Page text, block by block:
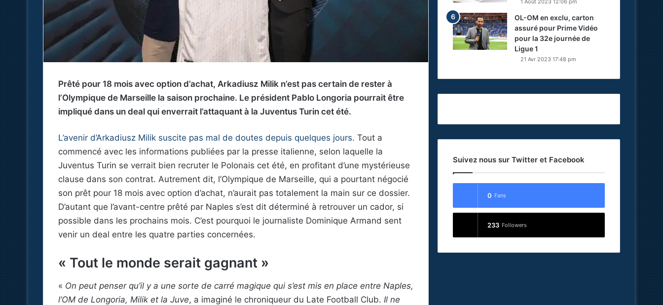
Prêté pour 18 mois avec option d’achat, Arkadiusz Milik n’est pas certain de rester à
l’Olympique de Marseille la saison prochaine. Le président Pablo Longoria pourrait être
impliqué dans un deal qui enverrait l’attaquant à la Juventus Turin cet été.
L’avenir d’Arkadiusz Milik suscite pas mal de doutes depuis quelques jours. Tout a
commencé avec les informations publiées par la presse italienne, selon laquelle la
Juventus Turin se verrait bien recruter le Polonais cet été, en profitant d’une mystérieuse
clause dans son contrat. Autrement dit, l’Olympique de Marseille, qui a pourtant négocié
son prêt pour 18 mois avec option d’achat, n’aurait pas totalement la main sur ce dossier.
D’autant que l’avant-centre prêté par Naples s’est dit déterminé à retrouver un cador, si
possible dans les prochains mois. C’est pourquoi le journaliste Dominique Armand sent
venir un deal entre les quatre parties concernées.
« Tout le monde serait gagnant »
« On peut penser qu’il y a une sorte de carré magique qui s’est mis en place entre Naples,
l’OM de Longoria, Milik et la Juve, a imaginé le chroniqueur du Late Football Club. Il ne
1 Août 2023 12:06 pm
OL-OM en exclu, carton
assuré pour Prime Vidéo
pour la 32e journée de
Ligue 1
21 Avr 2023 17:48 pm
Suivez nous sur Twitter et Facebook
0 Fans
233 Followers